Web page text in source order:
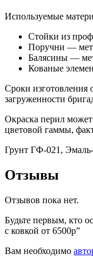
Используемые
Стойки из
Поручни —
Балясины —
Кованые
Сроки изготовления
загруженности
Окраска перил
цветовой гаммы,
Грунт ГФ-021,
Отзывы
Отзывов пока нет.
Будьте первым, кто
с ковкой от 6500р”
Вам необходимо